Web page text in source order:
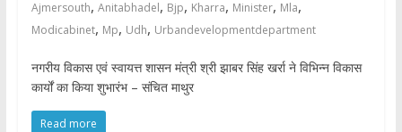
Ajmersouth, Anitabhadel, Bjp, Kharra, Minister, Mla,
Modicabinet, Mp, Udh, Urbandevelopmentdepartment
नगरीय विकास एवं स्वायत्त शासन मंत्री श्री झाबर सिंह खर्रा ने विभिन्न विकास
कार्यों का किया शुभारंभ – संचित माथुर
Read more